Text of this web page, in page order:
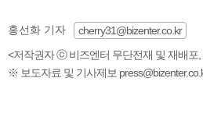
홍선화 기자
cherry31@bizenter.co.kr
<저작권자 ⓒ 비즈엔터 무단전재 및 재배포,
※ 보도자료 및 기사제보